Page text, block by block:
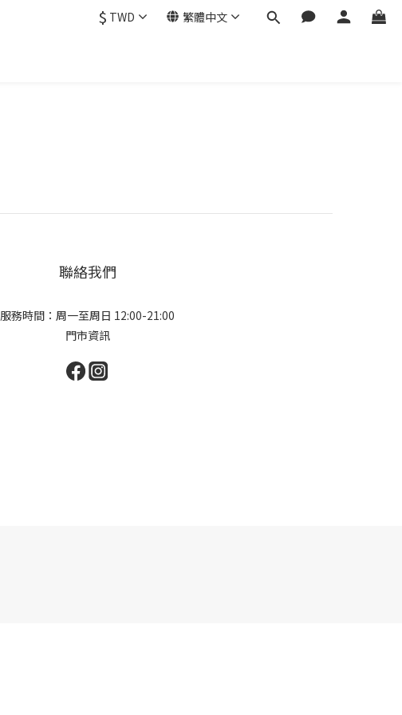
$ TWD 繁體中文
聯絡我們
服務時間：周一至周日 12:00-21:00
門市資訊